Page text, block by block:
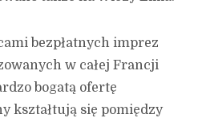
bezpłatnych imprez
w całej Francji
bogatą ofertę
kształtują się pomiędzy